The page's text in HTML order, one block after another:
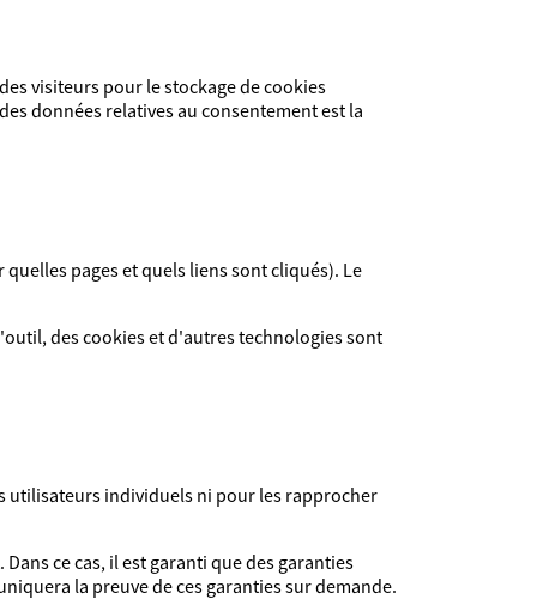
visiteurs pour le stockage de cookies
données relatives au consentement est la
pages et quels liens sont cliqués). Le
des cookies et d'autres technologies sont
utilisateurs individuels ni pour les rapprocher
ce cas, il est garanti que des garanties
la preuve de ces garanties sur demande.